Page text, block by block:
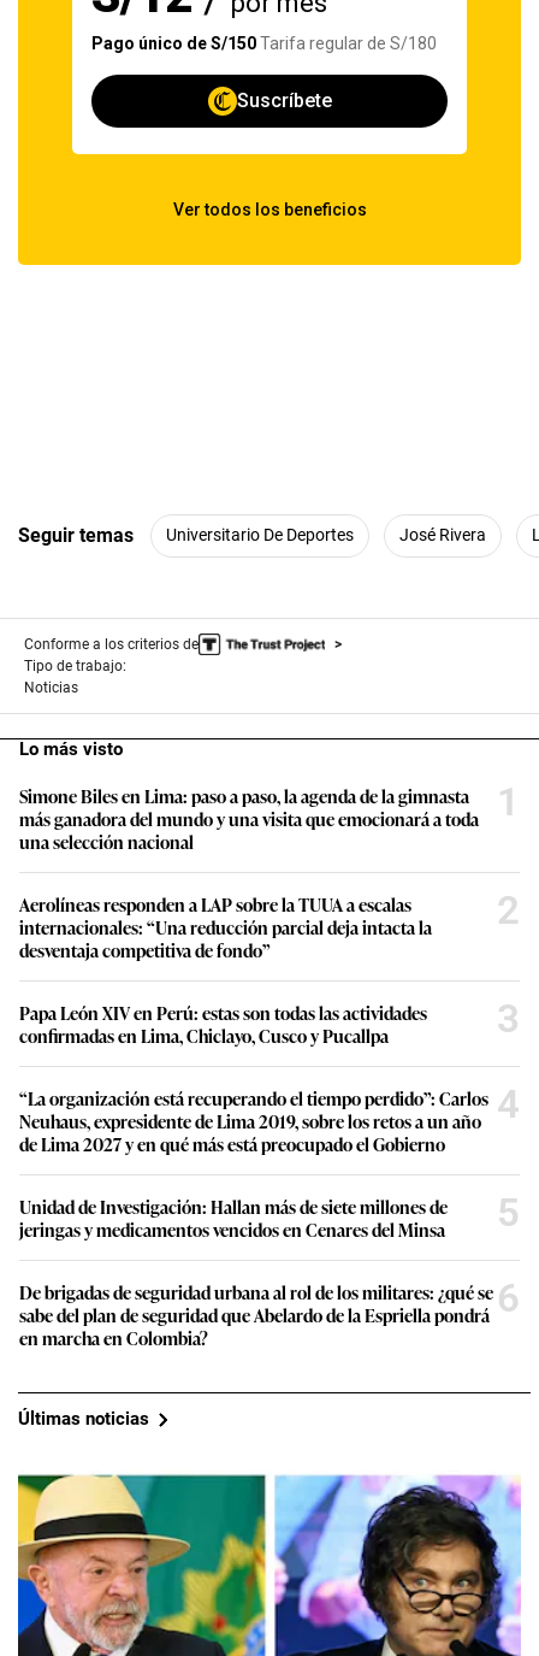
Seguir temas Universitario De Deportes José Rivera
Conforme a los criterios de
Tipo de trabajo:
Noticias
Lo más visto
Simone Biles en Lima: paso a paso, la agenda de la gimnasta
más ganadora del mundo y una visita que emocionará a toda
una selección nacional
1
Aerolíneas responden a LAP sobre la TUUA a escalas
internacionales: “Una reducción parcial deja intacta la
desventaja competitiva de fondo”
2
Papa León XIV en Perú: estas son todas las actividades
confirmadas en Lima, Chiclayo, Cusco y Pucallpa
3
“La organización está recuperando el tiempo perdido”: Carlos
Neuhaus, expresidente de Lima 2019, sobre los retos a un año
de Lima 2027 y en qué más está preocupado el Gobierno
4
Unidad de Investigación: Hallan más de siete millones de
jeringas y medicamentos vencidos en Cenares del Minsa
5
De brigadas de seguridad urbana al rol de los militares: ¿qué se
sabe del plan de seguridad que Abelardo de la Espriella pondrá
en marcha en Colombia?
6
Últimas noticias